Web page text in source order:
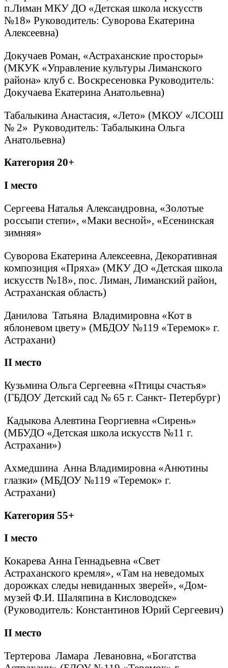
п.Лиман МКУ ДО «Детская школа искусств
№18» Руководитель: Суворова Екатерина
Алексеевна)
Докучаев Роман, «Астраханские просторы»
(МКУК «Управление культуры Лиманского
района» клуб с. Воскресеновка Руководитель:
Докучаева Екатерина Анатольевна)
Табалыкина Анастасия, «Лето» (МКОУ «ЛСОШ
№ 2» Руководитель: Табалыкина Ольга
Анатольевна)
Категория 20+
I место
Сергеева Наталья Александровна, «Золотые
россыпи степи», «Маки весной», «Есенинская
зимняя»
Суворова Екатерина Алексеевна, Декоративная
композиция «Пряха» (МКУ ДО «Детская школа
искусств №18», пос. Лиман, Лиманский район,
Астраханская область)
Данилова Татьяна Владимировна «Кот в
яблоневом цвету» (МБДОУ №119 «Теремок» г.
Астрахани)
II место
Кузьмина Ольга Сергеевна «Птицы счастья»
(ГБДОУ Детский сад № 65 г. Санкт- Петербург)
Кадыкова Алевтина Георгиевна «Сирень»
(МБУДО «Детская школа искусств №11 г.
Астрахани»)
Ахмедшина Анна Владимировна «Анютины
глазки» (МБДОУ №119 «Теремок» г.
Астрахани)
Категория 55+
I место
Кокарева Анна Геннадьевна «Свет
Астраханского кремля», «Там на неведомых
дорожках следы невиданных зверей», «Дом-
музей Ф.И. Шаляпина в Кисловодске»
(Руководитель: Константинов Юрий Сергеевич)
II место
Тертерова Ламара Левановна, «Богатства